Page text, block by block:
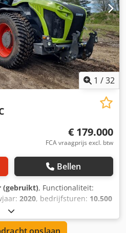
1 /32
€ 179.000
FCA vraagprijs excl. btw
Bellen
(gebruikt), Functionaliteit:
2020, bedrijfsturen: 10.500
pk)
overig, maximale snelheid:
08/2026, volgende keuring